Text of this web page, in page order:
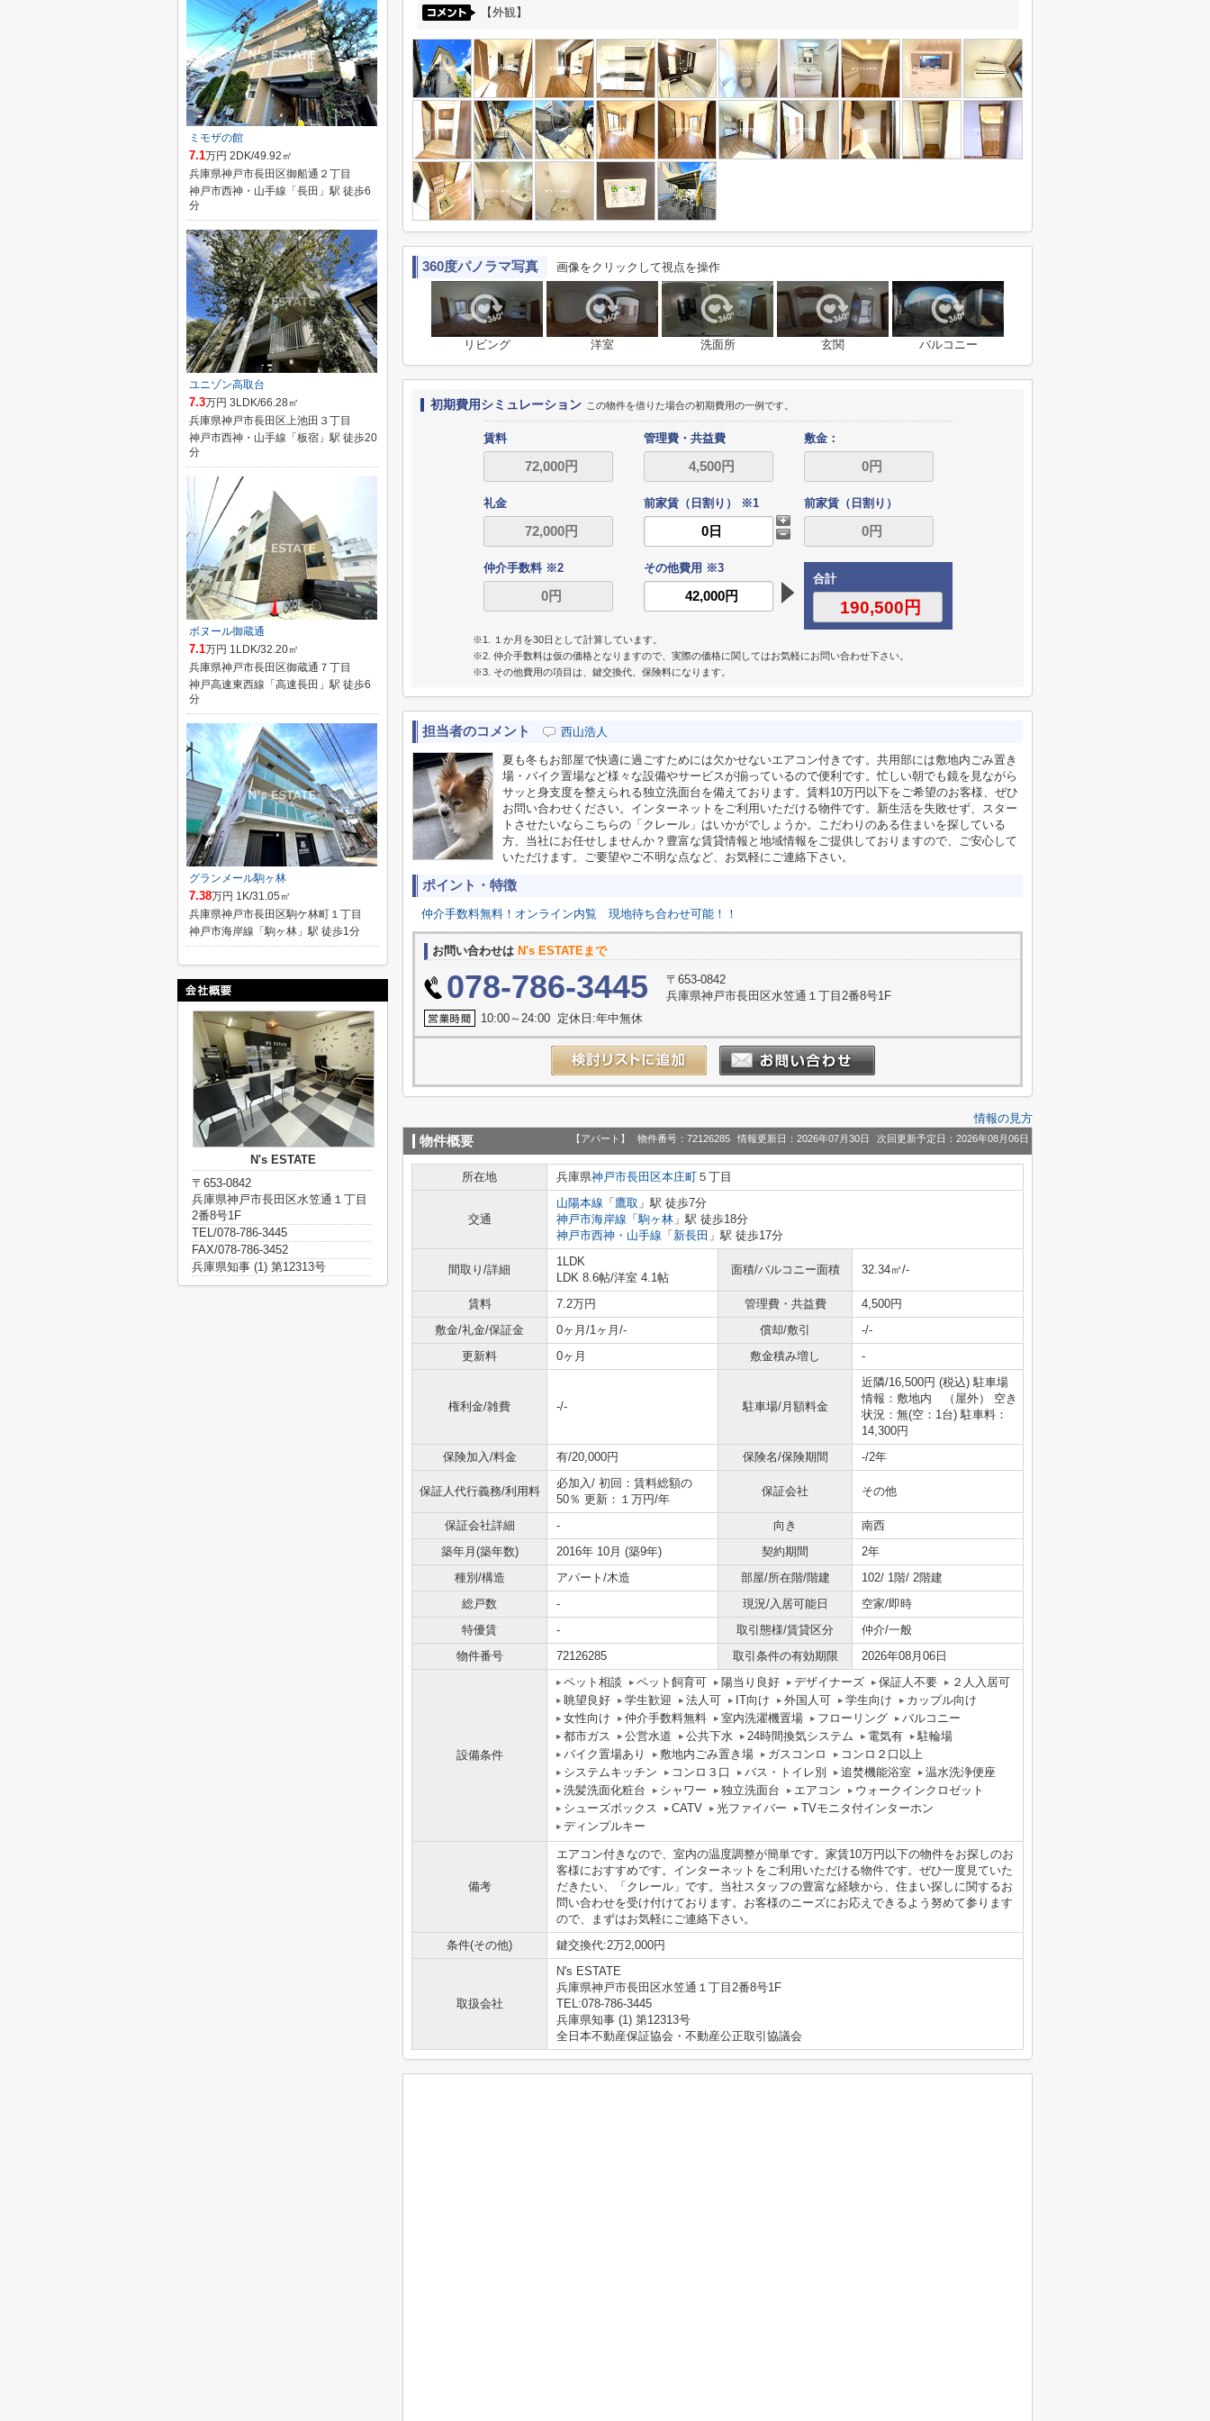
【外観】
360度パノラマ写真 画像をクリックして視点を操作
リビング 洋室 洗面所 玄関 バルコニー
初期費用シミュレーション この物件を借りた場合の初期費用の一例です。
賃料 管理費・共益費 敷金：
礼金 前家賃（日割り） ※1 前家賃（日割り）
仲介手数料 ※2
その他費用 ※3
合計
※1. １か月を30日として計算しています。
※2. 仲介手数料は仮の価格となりますので、実際の価格に関してはお気軽にお問い合わせ下さい。
※3. その他費用の項目は、鍵交換代、保険料になります。
担当者のコメント 西山浩人
夏も冬もお部屋で快適に過ごすためには欠かせないエアコン付きです。共用部には敷地内ごみ置き
場・バイク置場など様々な設備やサービスが揃っているので便利です。忙しい朝でも鏡を見ながら
サッと身支度を整えられる独立洗面台を備えております。賃料10万円以下をご希望のお客様、ぜひ
お問い合わせください。インターネットをご利用いただける物件です。新生活を失敗せず、スター
トさせたいならこちらの「クレール」はいかがでしょうか。こだわりのある住まいを探している
方、当社にお任せしませんか？豊富な賃貸情報と地域情報をご提供しておりますので、ご安心して
いただけます。ご要望やご不明な点など、お気軽にご連絡下さい。
ポイント・特徴
仲介手数料無料！オンライン内覧 現地待ち合わせ可能！！
お問い合わせは N's ESTATEまで
078-786-3445
〒653-0842
兵庫県神戸市長田区水笠通１丁目2番8号1F
10:00～24:00 定休日:年中無休
情報の見方
物件概要 【アパート】 物件番号：72126285 情報更新日：2026年07月30日 次回更新予定日：2026年08月06日
所在地 兵庫県神戸市長田区本庄町 ５丁目
交通
山陽本線 「 鷹取 」駅 徒歩7分
神戸市海岸線 「駒ヶ林 」駅 徒歩18分
神戸市西神・山手線 「 新長田 」駅 徒歩17分
間取り/詳細
1LDK
LDK 8.6帖/洋室 4.1帖
面積/バルコニー面積 32.34㎡/-
賃料 7.2万円 管理費・共益費
4,500円
敷金/礼金/保証金
0ヶ月/1ヶ月/- 償却/敷引
-/-
更新料
0ヶ月 敷金積み増し -
権利金/雑費 -/- 駐車場/月額料金
近隣/16,500円 (税込) 駐車場
情報：敷地内 （屋外） 空き
状況：無(空：1台) 駐車料：
14,300円
保険加入/料金
有/20,000円 保険名/保険期間 -/2年
保証人代行義務/利用料
必加入/ 初回：賃料総額の
50％ 更新：１万円/年
保証会社 その他
保証会社詳細 - 向き
南西
築年月(築年数)
2016年 10月 (築9年) 契約期間
2年
種別/構造
アパート/木造 部屋/所在階/階建
102/ 1階/ 2階建
総戸数
- 現況/入居可能日
空家/即時
特優賃
- 取引態様/賃貸区分
仲介/一般
物件番号
72126285 取引条件の有効期限 2026年08月06日
設備条件
ペット相談 ペット飼育可 陽当り良好 デザイナーズ 保証人不要
２人入居可
眺望良好
学生歓迎 法人可 IT向け 外国人可 学生向け
カップル向け
女性向け
仲介手数料無料 室内洗濯機置場 フローリング
バルコニー
都市ガス
公営水道 公共下水 24時間換気システム 電気有
駐輪場
バイク置場あり
敷地内ごみ置き場 ガスコンロ
コンロ２口以上
システムキッチン
コンロ３口 バス・トイレ別 追焚機能浴室
温水洗浄便座
洗髪洗面化粧台
シャワー 独立洗面台 エアコン
ウォークインクロゼット
シューズボックス
CATV 光ファイバー
TVモニタ付インターホン
ディンプルキー
備考
エアコン付きなので、室内の温度調整が簡単です。家賃10万円以下の物件をお探しのお
客様におすすめです。インターネットをご利用いただける物件です。ぜひ一度見ていた
だきたい、「クレール」です。当社スタッフの豊富な経験から、住まい探しに関するお
問い合わせを受け付けております。お客様のニーズにお応えできるよう努めて参ります
ので、まずはお気軽にご連絡下さい。
条件(その他)
鍵交換代:2万2,000円
取扱会社
N's ESTATE
兵庫県神戸市長田区水笠通１丁目2番8号1F
TEL:078-786-3445
兵庫県知事 (1) 第12313号
全日本不動産保証協会・不動産公正取引協議会
ミモザの館
7.1万円 2DK/49.92㎡
兵庫県神戸市長田区御船通２丁目
神戸市西神・山手線「長田」駅 徒歩6
分
ユニゾン高取台
7.3万円 3LDK/66.28㎡
兵庫県神戸市長田区上池田３丁目
神戸市西神・山手線「板宿」駅 徒歩20
分
ボヌール御蔵通
7.1万円 1LDK/32.20㎡
兵庫県神戸市長田区御蔵通７丁目
神戸高速東西線「高速長田」駅 徒歩6
分
グランメール駒ヶ林
7.38万円 1K/31.05㎡
兵庫県神戸市長田区駒ケ林町１丁目
神戸市海岸線「駒ヶ林」駅 徒歩1分
N's ESTATE
〒653-0842
兵庫県神戸市長田区水笠通１丁目
2番8号1F
TEL/078-786-3445
FAX/078-786-3452
兵庫県知事 (1) 第12313号